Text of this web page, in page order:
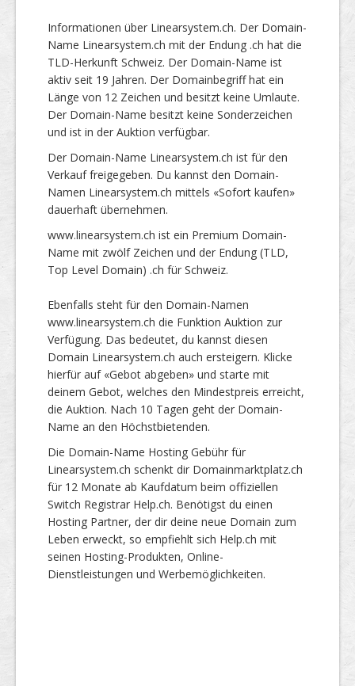
Informationen über Linearsystem.ch. Der Domain-
Name Linearsystem.ch mit der Endung .ch hat die
TLD-Herkunft Schweiz. Der Domain-Name ist
aktiv seit 19 Jahren. Der Domainbegriff hat ein
Länge von 12 Zeichen und besitzt keine Umlaute.
Der Domain-Name besitzt keine Sonderzeichen
und ist in der Auktion verfügbar.
Der Domain-Name Linearsystem.ch ist für den
Verkauf freigegeben. Du kannst den Domain-
Namen Linearsystem.ch mittels «Sofort kaufen»
dauerhaft übernehmen.
www.linearsystem.ch ist ein Premium Domain-
Name mit zwölf Zeichen und der Endung (TLD,
Top Level Domain) .ch für Schweiz.
Ebenfalls steht für den Domain-Namen
www.linearsystem.ch die Funktion Auktion zur
Verfügung. Das bedeutet, du kannst diesen
Domain Linearsystem.ch auch ersteigern. Klicke
hierfür auf «Gebot abgeben» und starte mit
deinem Gebot, welches den Mindestpreis erreicht,
die Auktion. Nach 10 Tagen geht der Domain-
Name an den Höchstbietenden.
Die Domain-Name Hosting Gebühr für
Linearsystem.ch schenkt dir Domainmarktplatz.ch
für 12 Monate ab Kaufdatum beim offiziellen
Switch Registrar Help.ch. Benötigst du einen
Hosting Partner, der dir deine neue Domain zum
Leben erweckt, so empfiehlt sich Help.ch mit
seinen Hosting-Produkten, Online-
Dienstleistungen und Werbemöglichkeiten.